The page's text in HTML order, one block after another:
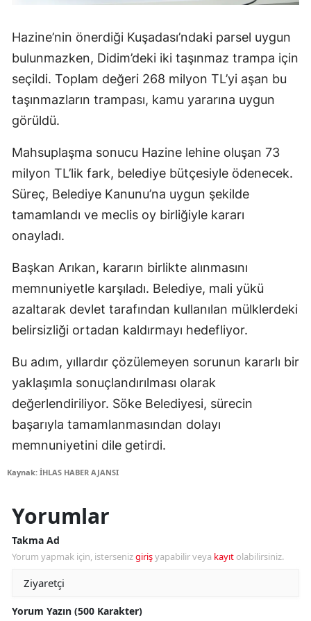
Hazine’nin önerdiği Kuşadası’ndaki parsel uygun
bulunmazken, Didim’deki iki taşınmaz trampa için
seçildi. Toplam değeri 268 milyon TL’yi aşan bu
taşınmazların trampası, kamu yararına uygun
görüldü.
Mahsuplaşma sonucu Hazine lehine oluşan 73
milyon TL’lik fark, belediye bütçesiyle ödenecek.
Süreç, Belediye Kanunu’na uygun şekilde
tamamlandı ve meclis oy birliğiyle kararı
onayladı.
Başkan Arıkan, kararın birlikte alınmasını
memnuniyetle karşıladı. Belediye, mali yükü
azaltarak devlet tarafından kullanılan mülklerdeki
belirsizliği ortadan kaldırmayı hedefliyor.
Bu adım, yıllardır çözülemeyen sorunun kararlı bir
yaklaşımla sonuçlandırılması olarak
değerlendiriliyor. Söke Belediyesi, sürecin
başarıyla tamamlanmasından dolayı
memnuniyetini dile getirdi.
Kaynak: İHLAS HABER AJANSI
Yorumlar
Takma Ad
Yorum yapmak için, istersenizgirişyapabilir veya kayıt olabilirsiniz.
Yorum Yazın (500 Karakter)